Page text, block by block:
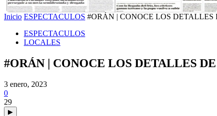
Inicio ESPECTACULOS #ORÁN | CONOCE LOS DETALLES
ESPECTACULOS
LOCALES
#ORÁN | CONOCE LOS DETALLES
3 enero, 2023
0
29
▶